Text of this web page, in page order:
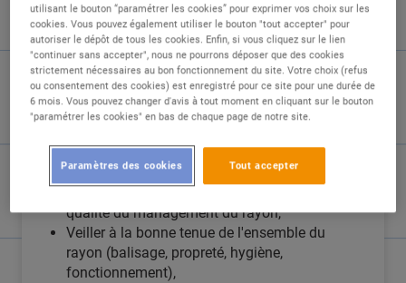
Seconder le responsable de rayon dans la
gestion, l'organisation, l'approvisionnement,
la qualité du rayon et assurer des travaux
responsabilité,
Coordonner le travail de plusieurs salariés,
Etre responsable du dialogue social et de la
qualité du management du rayon,
Veiller à la bonne tenue de l'ensemble du
rayon (balisage, propreté, hygiène,
fonctionnement),
utilisant le bouton “paramétrer les cookies” pour exprimer vos choix sur les
cookies. Vous pouvez également utiliser le bouton "tout accepter" pour
autoriser le dépôt de tous les cookies. Enfin, si vous cliquez sur le lien
"continuer sans accepter", nous ne pourrons déposer que des cookies
strictement nécessaires au bon fonctionnement du site. Votre choix (refus
ou consentement des cookies) est enregistré pour ce site pour une durée de
6 mois. Vous pouvez changer d'avis à tout moment en cliquant sur le bouton
"paramétrer les cookies" en bas de chaque page de notre site.
Tout accepter
Paramètres des cookies